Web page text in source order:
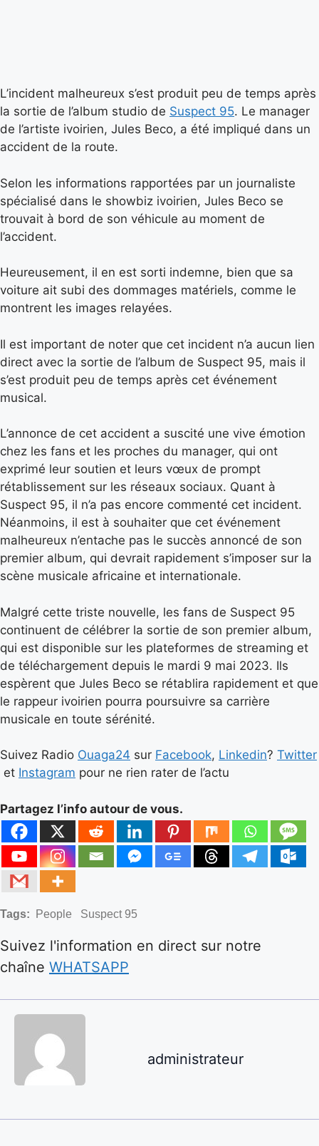
L’incident malheureux s’est produit peu de temps après
la sortie de l’album studio de Suspect 95. Le manager
de l’artiste ivoirien, Jules Beco, a été impliqué dans un
accident de la route.
Selon les informations rapportées par un journaliste
spécialisé dans le showbiz ivoirien, Jules Beco se
trouvait à bord de son véhicule au moment de
l’accident.
Heureusement, il en est sorti indemne, bien que sa
voiture ait subi des dommages matériels, comme le
montrent les images relayées.
Il est important de noter que cet incident n’a aucun lien
direct avec la sortie de l’album de Suspect 95, mais il
s’est produit peu de temps après cet événement
musical.
L’annonce de cet accident a suscité une vive émotion
chez les fans et les proches du manager, qui ont
exprimé leur soutien et leurs vœux de prompt
rétablissement sur les réseaux sociaux. Quant à
Suspect 95, il n’a pas encore commenté cet incident.
Néanmoins, il est à souhaiter que cet événement
malheureux n’entache pas le succès annoncé de son
premier album, qui devrait rapidement s’imposer sur la
scène musicale africaine et internationale.
Malgré cette triste nouvelle, les fans de Suspect 95
continuent de célébrer la sortie de son premier album,
qui est disponible sur les plateformes de streaming et
de téléchargement depuis le mardi 9 mai 2023. Ils
espèrent que Jules Beco se rétablira rapidement et que
le rappeur ivoirien pourra poursuivre sa carrière
musicale en toute sérénité.
Suivez Radio Ouaga24 sur Facebook, Linkedin? Twitter
et Instagram pour ne rien rater de l’actu
Partagez l’info autour de vous.
Tags: People Suspect 95
Suivez l'information en direct sur notre
chaîne WHATSAPP
administrateur